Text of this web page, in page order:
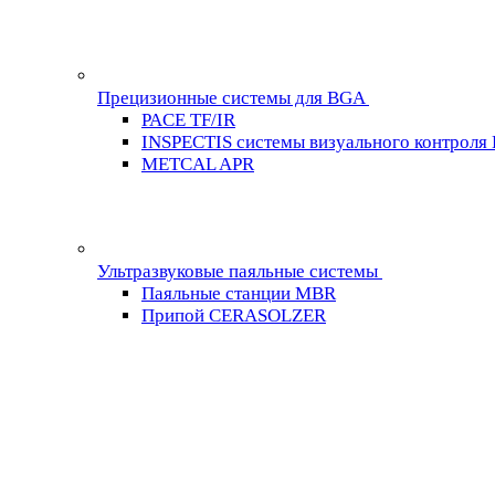
Прецизионные системы для BGA
PACE TF/IR
INSPECTIS системы визуального контроля
METCAL APR
Ультразвуковые паяльные системы
Паяльные станции MBR
Припой CERASOLZER